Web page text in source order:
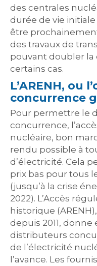
des centrales
durée de vie
être
des travaux de
pouvant doubler la
certains cas.
L’ARENH, ou
concurrence
Pour permettre le
concurrence,
nucléaire, bon
rendu possible à
d’électricité. Cela
prix bas pour tous
(jusqu’à la crise
2022). L’Accès
historique
depuis 2011,
distributeurs
de l’électricité
l’avance. Les